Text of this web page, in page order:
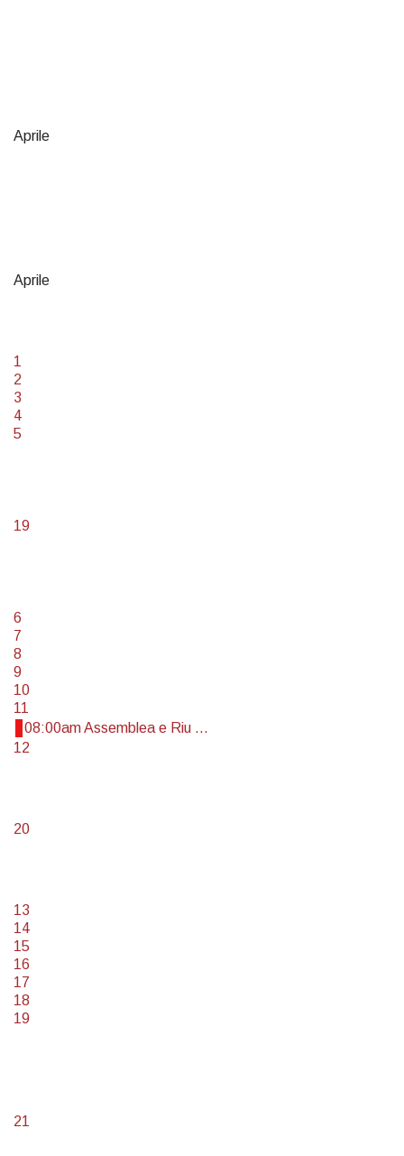
Aprile
Aprile
1
2
3
4
5
19
6
7
8
9
10
11
08:00am Assemblea e Riu ...
12
20
13
14
15
16
17
18
19
21